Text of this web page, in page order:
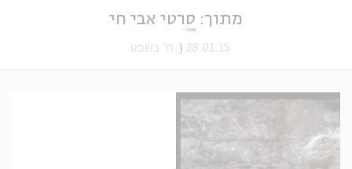
אנגליתמתוך: סרטי אבי חי
28.01.15 ח' בשבט